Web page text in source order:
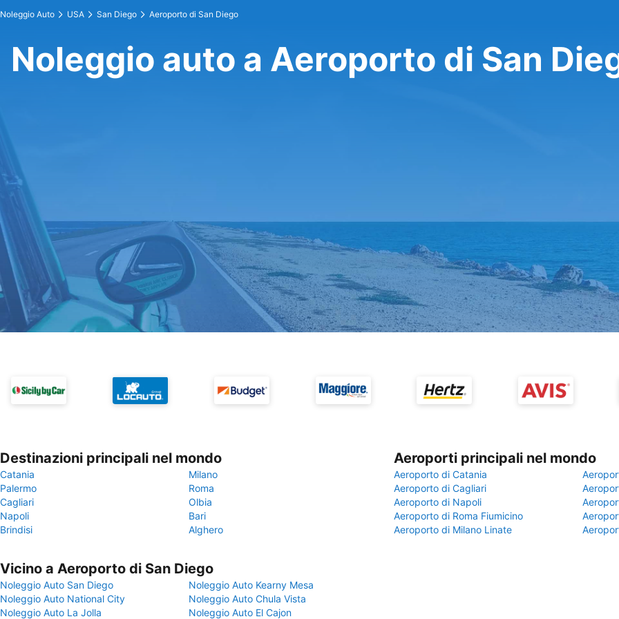
Noleggio Auto USA San Diego Aeroporto di San Diego
Noleggio auto a Aeroporto di San
Destinazioni principali nel mondo
Catania
Milano
Palermo
Roma
Cagliari
Olbia
Napoli
Bari
Brindisi
Alghero
Aeroporti principali nel mondo
Aeroporto di Catania
Aeroporto di Cagliari
Aeroporto di Napoli
Aeroporto di Roma Fiumicino
Aeroporto di Milano Linate
Vicino a Aeroporto di San Diego
Noleggio Auto San Diego
Noleggio Auto Kearny Mesa
Noleggio Auto National City
Noleggio Auto Chula Vista
Noleggio Auto La Jolla
Noleggio Auto El Cajon